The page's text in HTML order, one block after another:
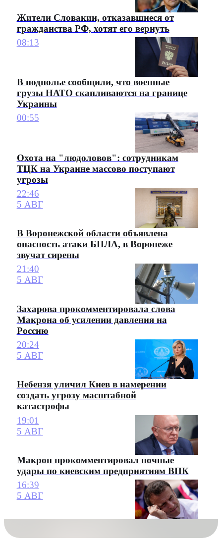
Жители Словакии, отказавшиеся от
гражданства РФ, хотят его вернуть
08:13
В подполье сообщили, что военные
грузы НАТО скапливаются на границе
Украины
00:55
Охота на "людоловов": сотрудникам
ТЦК на Украине массово поступают
угрозы
22:46
5 АВГ
В Воронежской области объявлена
опасность атаки БПЛА, в Воронеже
звучат сирены
21:40
5 АВГ
Захарова прокомментировала слова
Макрона об усилении давления на
Россию
20:24
5 АВГ
Небензя уличил Киев в намерении
создать угрозу масштабной
катастрофы
19:01
5 АВГ
Макрон прокомментировал ночные
удары по киевским предприятиям ВПК
16:39
5 АВГ